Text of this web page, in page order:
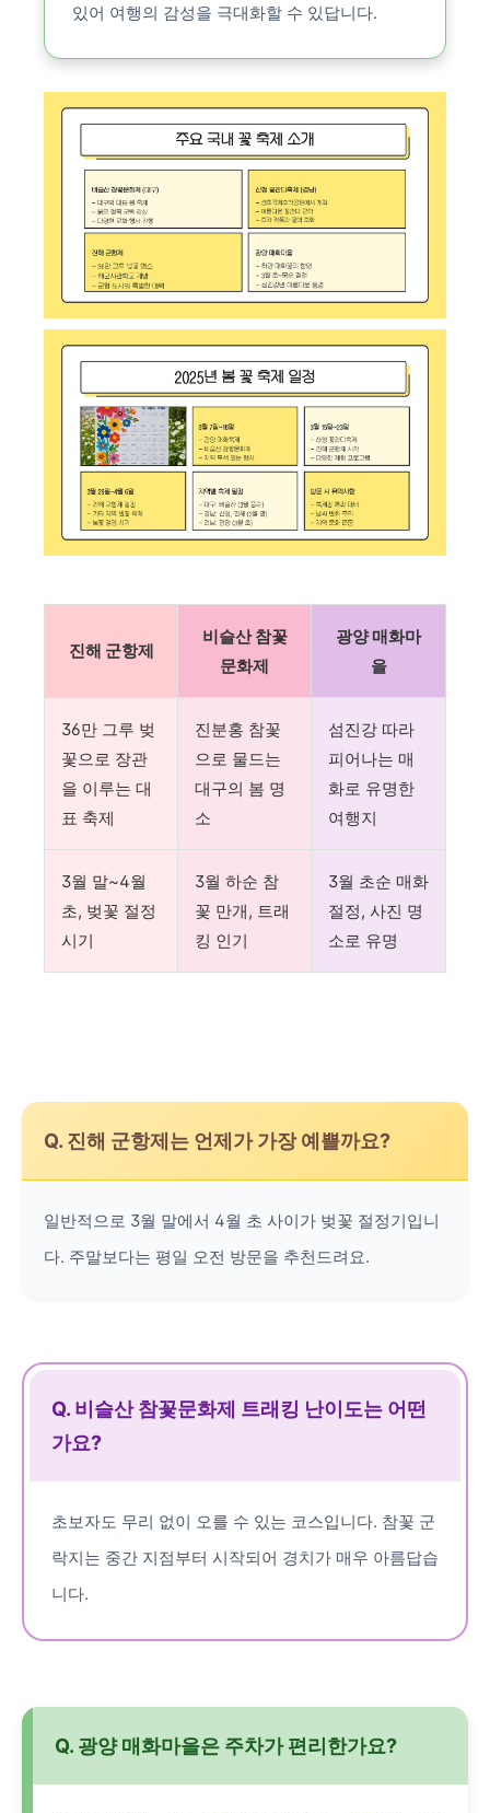
있어 여행의 감성을 극대화할 수 있답니다.
진해 군항제
비슬산 참꽃
문화제
광양 매화마
을
36만 그루 벚
꽃으로 장관
을 이루는 대
표 축제
진분홍 참꽃
으로 물드는
대구의 봄 명
소
섬진강 따라
피어나는 매
화로 유명한
여행지
3월 말~4월
초, 벚꽃 절정
시기
3월 하순 참
꽃 만개, 트래
킹 인기
3월 초순 매화
절정, 사진 명
소로 유명
Q. 진해 군항제는 언제가 가장 예쁠까요?
일반적으로 3월 말에서 4월 초 사이가 벚꽃 절정기입니
다. 주말보다는 평일 오전 방문을 추천드려요.
Q. 비슬산 참꽃문화제 트래킹 난이도는 어떤
가요?
초보자도 무리 없이 오를 수 있는 코스입니다. 참꽃 군
락지는 중간 지점부터 시작되어 경치가 매우 아름답습
니다.
Q. 광양 매화마을은 주차가 편리한가요?